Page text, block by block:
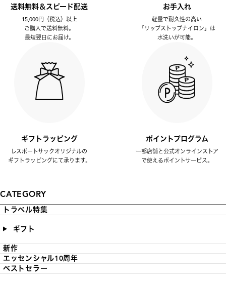
送料無料＆スピード配送
15,000円（税込）以上
ご購入で送料無料。
最短翌日にお届け。
お手入れ
軽量で耐久性の高い
「リップストップナイロン」は
水洗いが可能。
ギフトラッピング
レスポートサックオリジナルの
ギフトラッピングにて承ります。
ポイントプログラム
一部店舗と公式オンラインストア
で使えるポイントサービス。
CATEGORY
トラベル特集
ギフト
新作
エッセンシャル10周年
ベストセラー